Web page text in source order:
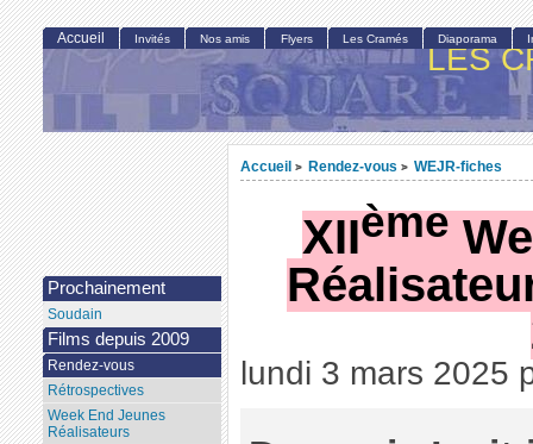
LES
Accueil > Rendez-vous > WEJR-fiches
XIIème
lundi 3 mars 2025
Accueil Invités Nos amis Flyers Les Cramés Diaporama
Prochainement
Soudain
Films depuis 2009
Rendez-vous
Rétrospectives
Week End Jeunes
Réalisateurs